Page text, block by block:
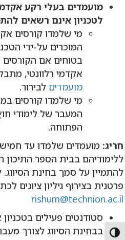
Toggle High Contrast
מועמדים בעלי רקע
לטכניון אינם רשאים
מי שלמדו קורסים
המוכרים על-ידי
בטוחים אם
אקדמי רלוונטי,
מועמדים לבירור.
מי שלמדו קורסים
המעבר של לימודי
הפתוחה.
חריג: מועמדים שלמדו עד
ללימודיהם בבית הספר
להתמיין על סמך בחינת
פרטנית בצירוף גיליון ציונים
rishum@technion.ac.il
סטודנטים פעילים בטכניון
בבחינת הסיווג לצורך